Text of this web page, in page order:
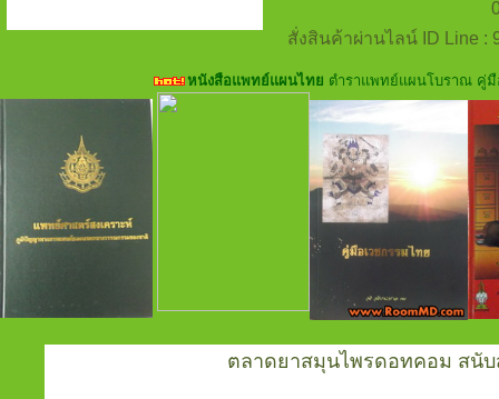
สั่งสินค้าผ่านไลน์ ID Line :
หนังสือแพทย์แผนไทย ตำราแพทย์แผนโบราณ คู่
ตลาดยาสมุนไพรดอทคอม สนั